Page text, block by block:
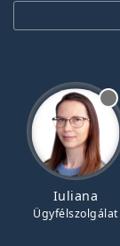
Iuliana
Ügyfélszolgálat